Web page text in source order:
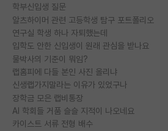
학부신입생 질문
알츠하이머 관련 고등학생 탐구 포트폴리오
연구실 학생 하나 자퇴했는데
입학도 안한 신입생이 원래 관심을 받나요
물박사의 기준이 뭐임?
랩홈피에 다들 본인 사진 올리냐
신생랩가지말라는 이유가 있었구나
장학금 모은 랩비통장
AI 학회들 거품 슬슬 지적이 나오네요
카이스트 서류 전형 배수